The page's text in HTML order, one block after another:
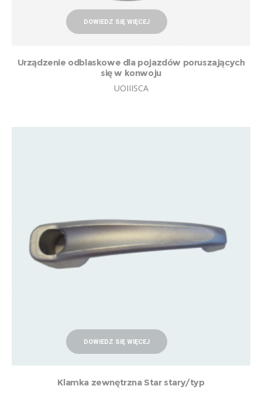
DOWIEDZ SIĘ WIĘCEJ
Urządzenie odblaskowe dla pojazdów poruszających
się w konwoju
UOIIISCA
DOWIEDZ SIĘ WIĘCEJ
Klamka zewnętrzna Star stary/typ